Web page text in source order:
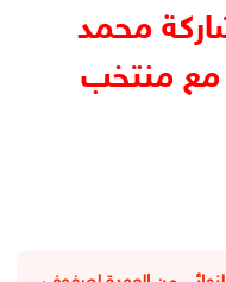
محمد
مع منتخب